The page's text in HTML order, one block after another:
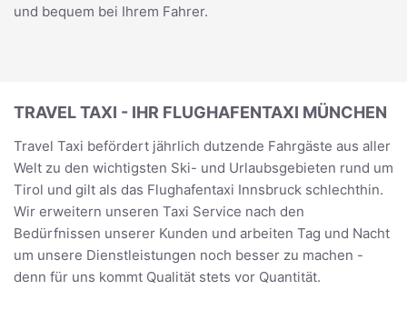
und bequem bei Ihrem Fahrer.
TRAVEL TAXI - IHR FLUGHAFENTAXI MÜNCHEN
Travel Taxi befördert jährlich dutzende Fahrgäste aus aller
Welt zu den wichtigsten Ski- und Urlaubsgebieten rund um
Tirol und gilt als das Flughafentaxi Innsbruck schlechthin.
Wir erweitern unseren Taxi Service nach den
Bedürfnissen unserer Kunden und arbeiten Tag und Nacht
um unsere Dienstleistungen noch besser zu machen -
denn für uns kommt Qualität stets vor Quantität.